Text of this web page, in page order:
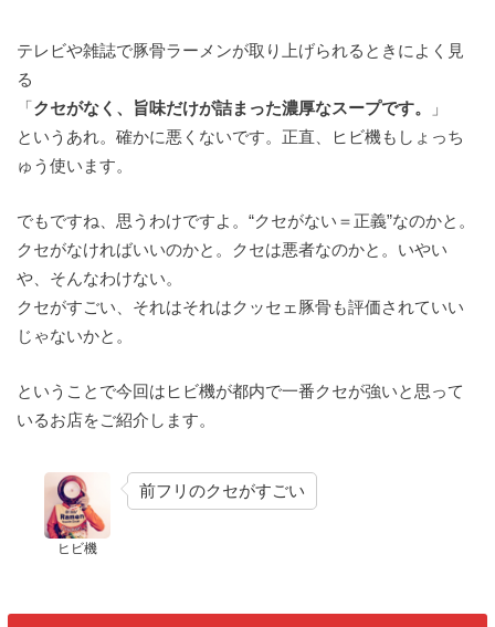
テレビや雑誌で豚骨ラーメンが取り上げられるときによく見
る
「クセがなく、旨味だけが詰まった濃厚なスープです。
」
というあれ。確かに悪くないです。正直、ヒビ機もしょっち
ゅう使います。
でもですね、思うわけですよ。“クセがない＝正義”なのかと。
クセがなければいいのかと。クセは悪者なのかと。いやい
や、そんなわけない。
クセがすごい、それはそれはクッセェ豚骨も評価されていい
じゃないかと。
ということで今回はヒビ機が都内で一番クセが強いと思って
いるお店をご紹介します。
ヒビ機
前フリのクセがすごい